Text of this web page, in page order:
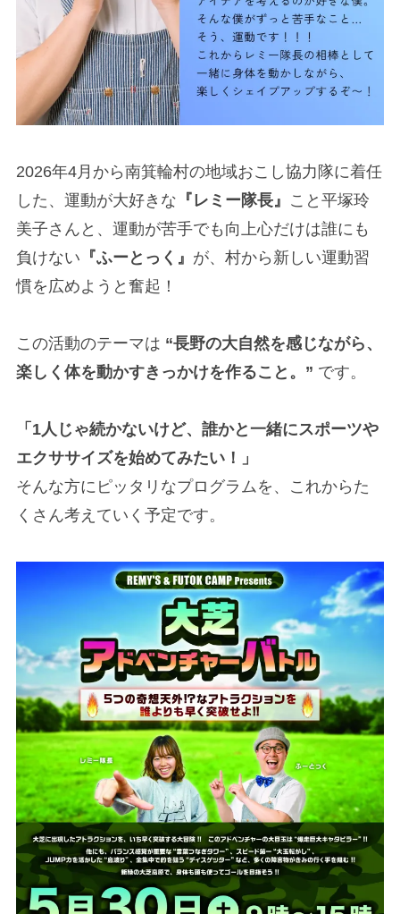
2026年4月から南箕輪村の地域おこし協力隊に着任
した、運動が大好きな 『レミー隊長』 こと平塚玲
美子さんと、運動が苦手でも向上心だけは誰にも
負けない 『ふーとっく』 が、村から新しい運動習
慣を広めようと奮起！
この活動のテーマは “長野の大自然を感じながら、
楽しく体を動かすきっかけを作ること。” です。
「1人じゃ続かないけど、誰かと一緒にスポーツや
エクササイズを始めてみたい！」
そんな方にピッタリなプログラムを、これからた
くさん考えていく予定です。